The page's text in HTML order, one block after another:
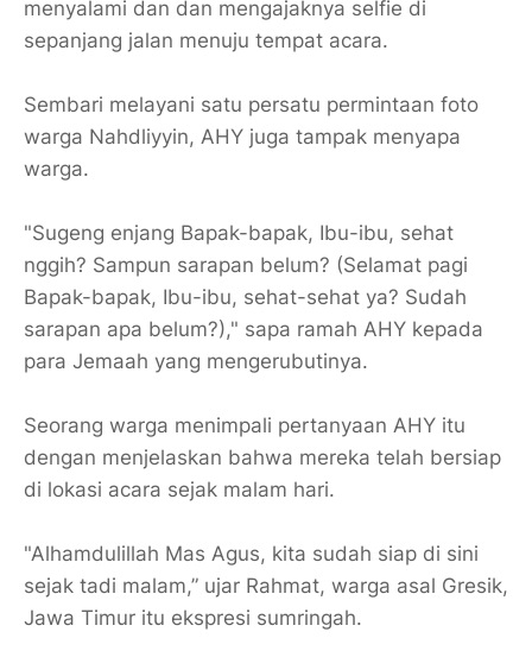
menyalami dan dan mengajaknya selfie di
sepanjang jalan menuju tempat acara.
Sembari melayani satu persatu permintaan foto
warga Nahdliyyin, AHY juga tampak menyapa
warga.
"Sugeng enjang Bapak-bapak, Ibu-ibu, sehat
nggih? Sampun sarapan belum? (Selamat pagi
Bapak-bapak, Ibu-ibu, sehat-sehat ya? Sudah
sarapan apa belum?)," sapa ramah AHY kepada
para Jemaah yang mengerubutinya.
Seorang warga menimpali pertanyaan AHY itu
dengan menjelaskan bahwa mereka telah bersiap
di lokasi acara sejak malam hari.
"Alhamdulillah Mas Agus, kita sudah siap di sini
sejak tadi malam,” ujar Rahmat, warga asal Gresik,
Jawa Timur itu ekspresi sumringah.